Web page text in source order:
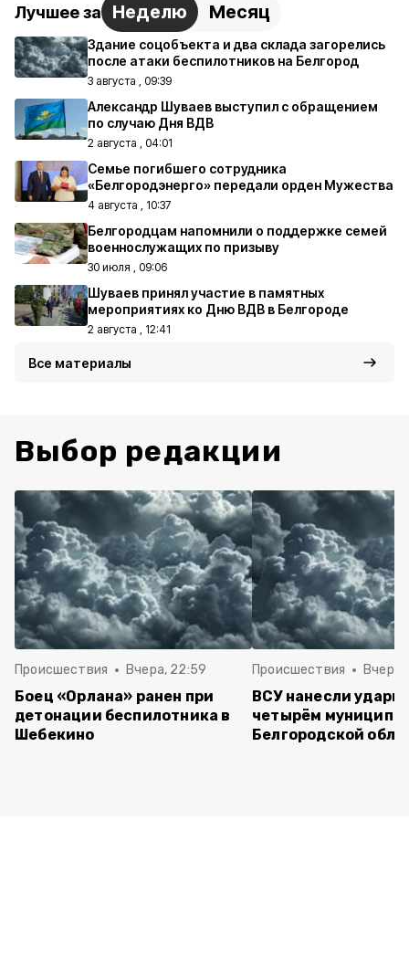
Лучшее за Неделю Месяц
Здание соцобъекта и два склада загорелись
после атаки беспилотников на Белгород
3 августа , 09:39
Александр Шуваев выступил с обращением
по случаю Дня ВДВ
2 августа , 04:01
Семье погибшего сотрудника
«Белгородэнерго» передали орден Мужества
4 августа , 10:37
Белгородцам напомнили о поддержке семей
военнослужащих по призыву
30 июля , 09:06
Шуваев принял участие в памятных
мероприятиях ко Дню ВДВ в Белгороде
2 августа , 12:41
Все материалы
Выбор редакции
Происшествия Вчера, 22:59
Боец «Орлана» ранен при
детонации беспилотника в
Шебекино
Происшествия Вчера,
ВСУ нанесли удары
четырём
Белгородской